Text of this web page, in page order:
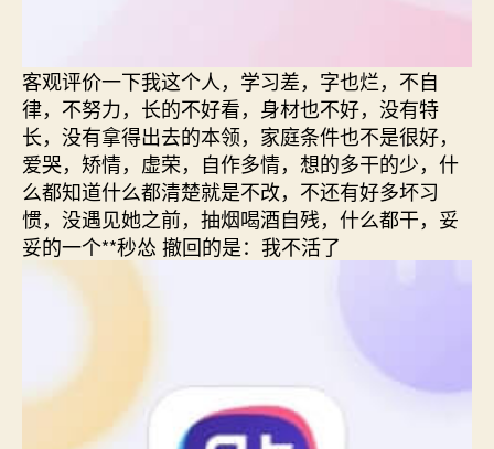
客观评价一下我这个人，学习差，字也烂，不自
律，不努力，长的不好看，身材也不好，没有特
长，没有拿得出去的本领，家庭条件也不是很好，
爱哭，矫情，虚荣，自作多情，想的多干的少，什
么都知道什么都清楚就是不改，不还有好多坏习
惯，没遇见她之前，抽烟喝酒自残，什么都干，妥
妥的一个**秒怂 撤回的是：我不活了